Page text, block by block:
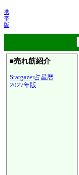
携
帯
版
■売れ筋紹介
Stargazer占星暦
2027年版